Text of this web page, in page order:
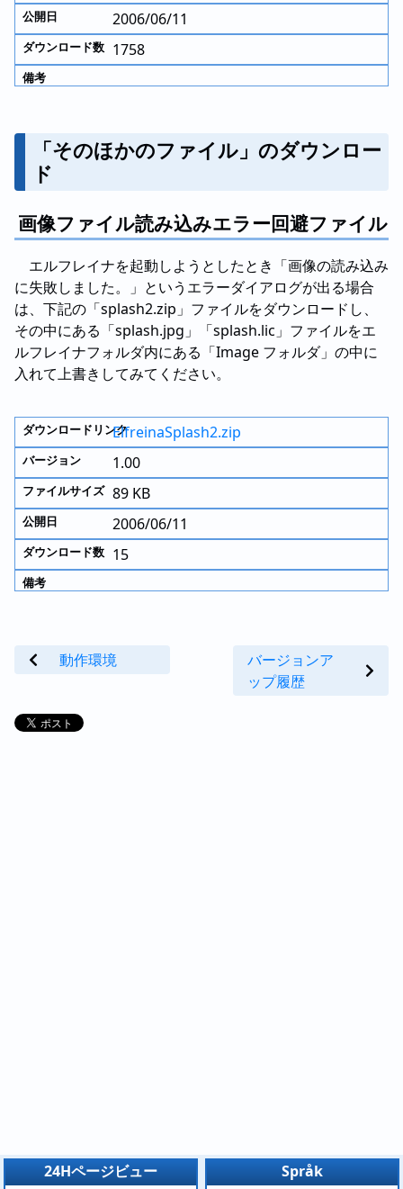
2006/06/11
1758
「そのほかのファイル」のダウンロー
ド
画像ファイル読み込みエラー回避ファイル
エルフレイナを起動しようとしたとき「画像の読み込み
に失敗しました。」というエラーダイアログが出る場合
は、下記の「splash2.zip」ファイルをダウンロードし、
その中にある「splash.jpg」「splash.lic」ファイルをエ
ルフレイナフォルダ内にある「Image フォルダ」の中に
入れて上書きしてみてください。
ElfreinaSplash2.zip
1.00
89 KB
2006/06/11
15
動作環境
バージョンア
ップ履歴
24Hページビュー
Språk